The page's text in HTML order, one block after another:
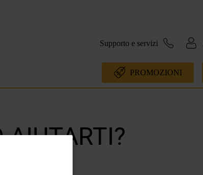
Supporto e servizi
PROMOZIONI
AIUTARTI?